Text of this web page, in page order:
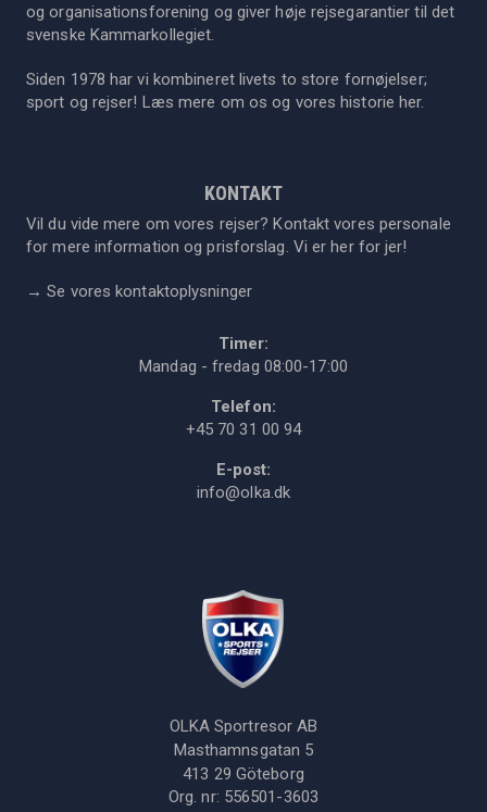
og organisationsforening og giver høje rejsegarantier til det
svenske Kammarkollegiet.
Siden 1978 har vi kombineret livets to store fornøjelser;
sport og rejser! Læs mere om os og vores historieher.
KONTAKT
Vil du vide mere om vores rejser? Kontakt vores personale
for mere information og prisforslag. Vi er her for jer!
→Se vores kontaktoplysninger
Timer:
Mandag - fredag 08:00-17:00
Telefon:
+45 70 31 00 94
E-post:
info@olka.dk
OLKA Sportresor AB
Masthamnsgatan 5
413 29 Göteborg
Org. nr: 556501-3603